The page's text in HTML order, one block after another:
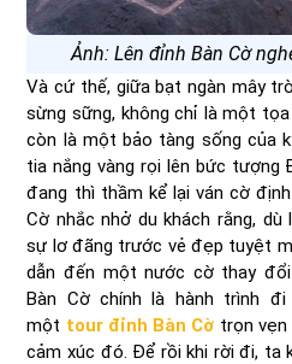
Ảnh: Lên đỉnh Bàn Cờ
Và cứ thế, giữa bạt ngàn mây
sừng sững, không chỉ là một
còn là một bảo tàng sống của
tia nắng vàng rọi lên bức tượng
đang thì thầm kể lại ván cờ
Cờ nhắc nhở du khách rằng,
sự lơ đãng trước vẻ đẹp tuyệt
dẫn đến một nước cờ thay
Bàn Cờ chính là hành trình
một tour đỉnh Bàn Cờ trọn vẹn
cảm xúc đó. Để rồi khi rời đi, ta